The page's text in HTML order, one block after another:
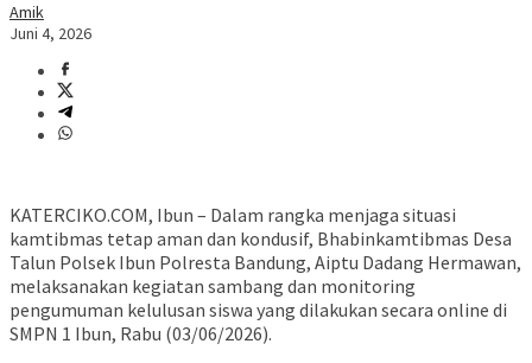
Amik
Juni 4, 2026
KATERCIKO.COM, Ibun – Dalam rangka menjaga situasi
kamtibmas tetap aman dan kondusif, Bhabinkamtibmas Desa
Talun Polsek Ibun Polresta Bandung, Aiptu Dadang Hermawan,
melaksanakan kegiatan sambang dan monitoring
pengumuman kelulusan siswa yang dilakukan secara online di
SMPN 1 Ibun, Rabu (03/06/2026).